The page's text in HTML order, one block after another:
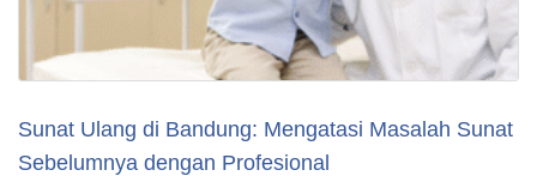
Sunat Ulang di Bandung: Mengatasi Masalah Sunat
Sebelumnya dengan Profesional